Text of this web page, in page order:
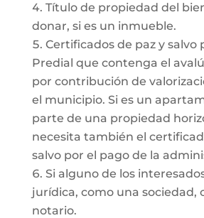
Título de propiedad del
donar, si es un inmueble.
Certificados de paz y salvo
Predial que contenga el
por contribución de
el municipio. Si es un
parte de una propiedad
necesita también el
salvo por el pago de la
Si alguno de los
jurídica, como una sociedad,
notario.